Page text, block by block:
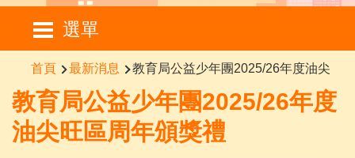
選單
Main
navigation
導
航
連
結
首頁 最新消息 教育局公益少年團2025/26年度油尖旺
教育局公益少年團2025/26年度
油尖旺區周年頒獎禮